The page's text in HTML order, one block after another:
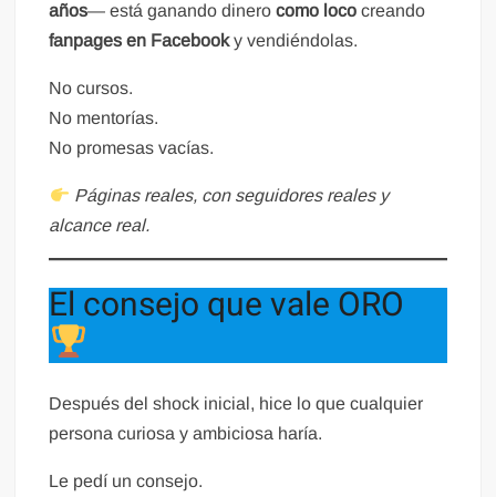
años— está ganando dinerocomo loco creando
fanpages en Facebooky vendiéndolas.
No cursos.
No mentorías.
No promesas vacías.
Páginas reales, con seguidores reales y
alcance real.
El consejo que vale ORO
Después del shock inicial, hice lo que cualquier
persona curiosa y ambiciosa haría.
Le pedí un consejo.